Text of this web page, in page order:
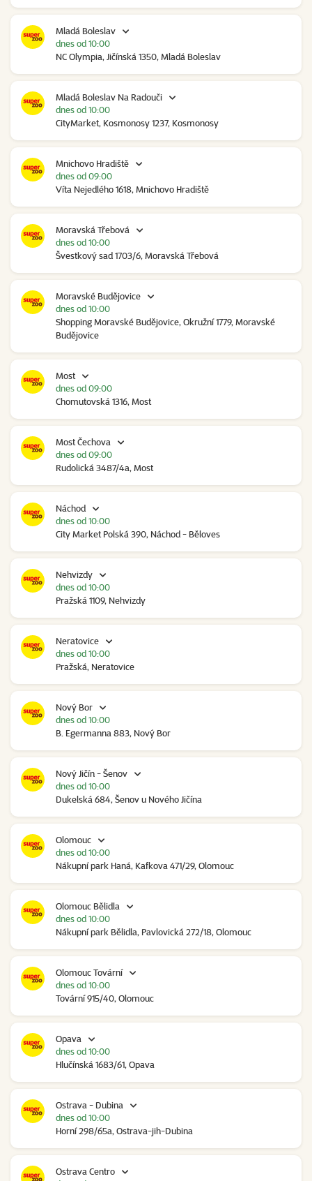
Mladá Boleslav
NC Olympia, Jičínská 1350, Mladá Boleslav
dnes od 10:00
Mladá Boleslav Na Radouči
CityMarket, Kosmonosy 1237, Kosmonosy
dnes od 10:00
Mnichovo Hradiště
Víta Nejedlého 1618, Mnichovo Hradiště
dnes od 09:00
Moravská Třebová
Švestkový sad 1703/6, Moravská Třebová
dnes od 10:00
Moravské Budějovice
Shopping Moravské Budějovice, Okružní 1779, Moravské
Budějovice
dnes od 10:00
Most
Chomutovská 1316, Most
dnes od 09:00
Most Čechova
Rudolická 3487/4a, Most
dnes od 09:00
Náchod
City Market Polská 390, Náchod - Běloves
dnes od 10:00
Nehvizdy
Pražská 1109, Nehvizdy
dnes od 10:00
Neratovice
Pražská, Neratovice
dnes od 10:00
Nový Bor
B. Egermanna 883, Nový Bor
dnes od 10:00
Nový Jičín - Šenov
Dukelská 684, Šenov u Nového Jičína
dnes od 10:00
Olomouc
Nákupní park Haná, Kafkova 471/29, Olomouc
dnes od 10:00
Olomouc Bělidla
Nákupní park Bělidla, Pavlovická 272/18, Olomouc
dnes od 10:00
Olomouc Tovární
Tovární 915/40, Olomouc
dnes od 10:00
Opava
Hlučínská 1683/61, Opava
dnes od 10:00
Ostrava - Dubina
Horní 298/65a, Ostrava-jih-Dubina
dnes od 10:00
Ostrava Centro